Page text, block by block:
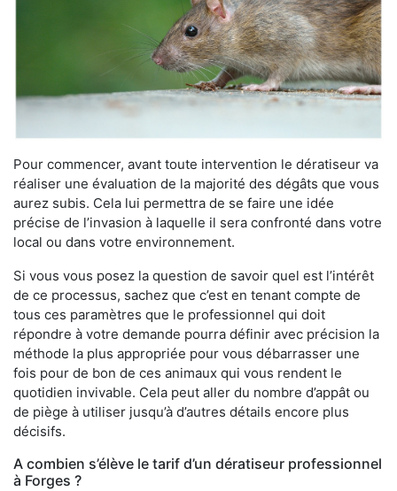
Pour commencer, avant toute intervention le dératiseur va
réaliser une évaluation de la majorité des dégâts que vous
aurez subis. Cela lui permettra de se faire une idée
précise de l’invasion à laquelle il sera confronté dans votre
local ou dans votre environnement.
Si vous vous posez la question de savoir quel est l’intérêt
de ce processus, sachez que c’est en tenant compte de
tous ces paramètres que le professionnel qui doit
répondre à votre demande pourra définir avec précision la
méthode la plus appropriée pour vous débarrasser une
fois pour de bon de ces animaux qui vous rendent le
quotidien invivable. Cela peut aller du nombre d’appât ou
de piège à utiliser jusqu’à d’autres détails encore plus
décisifs.
A combien s’élève le tarif d’un dératiseur professionnel
à Forges ?